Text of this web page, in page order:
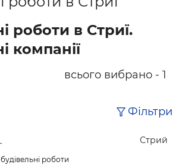
роботи в Стриї.
компанії
всього вибрано - 1
Фільтри
Стрий
роботи